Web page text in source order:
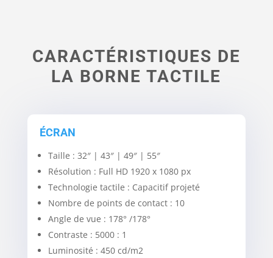
CARACTÉRISTIQUES DE
LA BORNE TACTILE
ÉCRAN
Taille : 32″ | 43″ | 49″ | 55″
Résolution : Full HD 1920 x 1080 px
Technologie tactile : Capacitif projeté
Nombre de points de contact : 10
Angle de vue : 178° /178°
Contraste : 5000 : 1
Luminosité : 450 cd/m2